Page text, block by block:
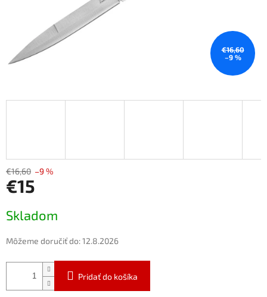
€16,60
–9 %
€16,60 –9 %
€15
cena:
Skladom
Môžeme doručiť do:12.8.2026
Pridať do košíka